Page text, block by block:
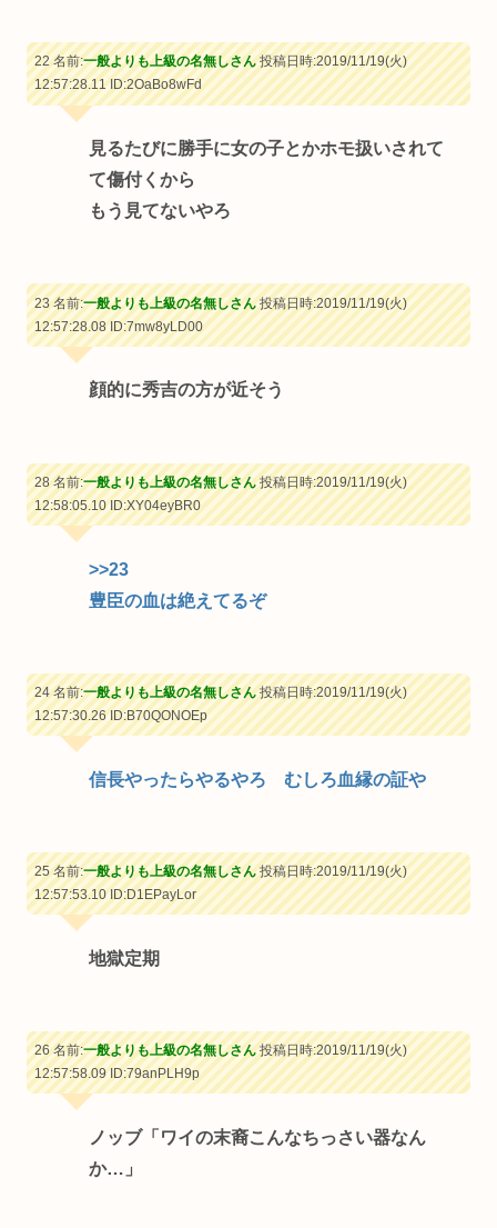
22 名前:一般よりも上級の名無しさん投稿日時:2019/11/19(火)
12:57:28.11ID:2OaBo8wFd
見るたびに勝手に女の子とかホモ扱いされて
て傷付くから
もう見てないやろ
23 名前:一般よりも上級の名無しさん投稿日時:2019/11/19(火)
12:57:28.08ID:7mw8yLD00
顔的に秀吉の方が近そう
28 名前:一般よりも上級の名無しさん投稿日時:2019/11/19(火)
12:58:05.10ID:XY04eyBR0
>>23
豊臣の血は絶えてるぞ
24 名前:一般よりも上級の名無しさん投稿日時:2019/11/19(火)
12:57:30.26ID:B70QONOEp
信長やったらやるやろ むしろ血縁の証や
25 名前:一般よりも上級の名無しさん投稿日時:2019/11/19(火)
12:57:53.10ID:D1EPayLor
地獄定期
26 名前:一般よりも上級の名無しさん投稿日時:2019/11/19(火)
12:57:58.09ID:79anPLH9p
ノッブ「ワイの末裔こんなちっさい器なん
か…」